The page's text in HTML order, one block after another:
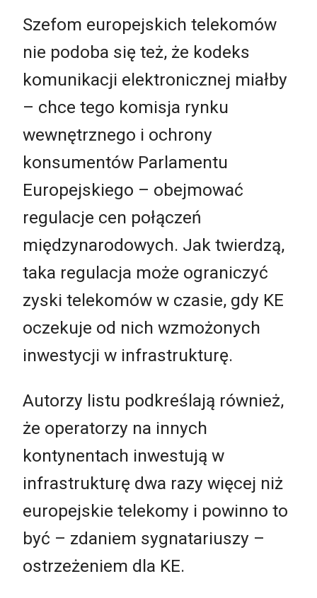
Szefom europejskich telekomów
nie podoba się też, że kodeks
komunikacji elektronicznej miałby
– chce tego komisja rynku
wewnętrznego i ochrony
konsumentów Parlamentu
Europejskiego – obejmować
regulacje cen połączeń
międzynarodowych. Jak twierdzą,
taka regulacja może ograniczyć
zyski telekomów w czasie, gdy KE
oczekuje od nich wzmożonych
inwestycji w infrastrukturę.
Autorzy listu podkreślają również,
że operatorzy na innych
kontynentach inwestują w
infrastrukturę dwa razy więcej niż
europejskie telekomy i powinno to
być – zdaniem sygnatariuszy –
ostrzeżeniem dla KE.